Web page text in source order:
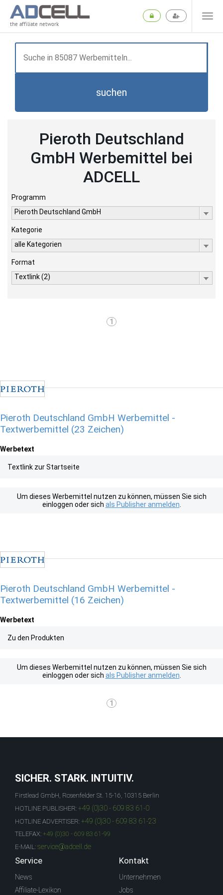
the affiliate network
suchen
Pieroth Deutschland
GmbH Werbemittel bei
ADCELL
Programm
Pieroth Deutschland GmbH
Kategorie
alle Kategorien
Format
Textlink (2)
1
Pieroth Deutschland GmbH Werbemittel -
Textwerbemittel (23 Zeichen)
Werbetext
Textlink zur Startseite
Um dieses Werbemittel nutzen zu können, müssen Sie sich
einloggen oder sich als Publisher anmelden
Pieroth Deutschland GmbH Werbemittel -
Textwerbemittel (16 Zeichen)
Werbetext
Zu den Produkten
Um dieses Werbemittel nutzen zu können, müssen Sie sich
einloggen oder sich als Publisher anmelden
1
SICHER. STARK. INTUITIV.
Firstlead GmbH, Rosenfelder St. 15-16, 10315 Berlin
HOTLINE PUBLISHER: +49 (0)30 - 609 83 61-0
HOTLINE ADVERTISER: +49 (0)30 - 609 83 61-23
TELEFAX: +49 (0)30 - 609 83 61-99
E-MAIL: service@adcell.de
Service
News
Affiliate-Lexikon
Kontakt
Unternehmen
Jobs